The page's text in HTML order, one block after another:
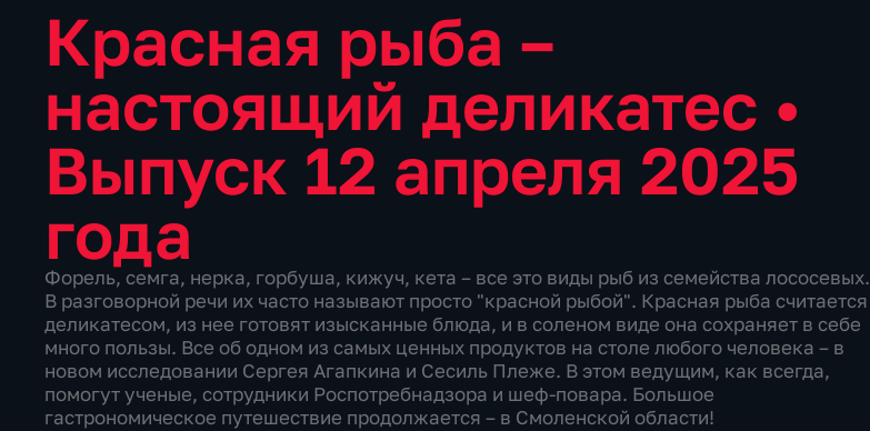
Красная рыба –
настоящий деликатес •
Выпуск 12 апреля 2025
года
Форель, семга, нерка, горбуша, кижуч, кета – все это виды рыб из семейства лососевых.
В разговорной речи их часто называют просто "красной рыбой". Красная рыба считается
деликатесом, из нее готовят изысканные блюда, и в соленом виде она сохраняет в себе
много пользы. Все об одном из самых ценных продуктов на столе любого человека – в
новом исследовании Сергея Агапкина и Сесиль Плеже. В этом ведущим, как всегда,
помогут ученые, сотрудники Роспотребнадзора и шеф-повара. Большое
гастрономическое путешествие продолжается – в Смоленской области!